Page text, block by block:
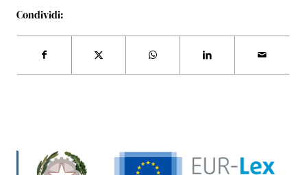
Condividi: